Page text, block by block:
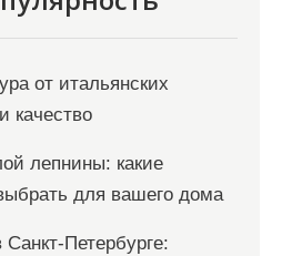
от итальянских
качество
лепнины: какие
для вашего дома
Петербурге: